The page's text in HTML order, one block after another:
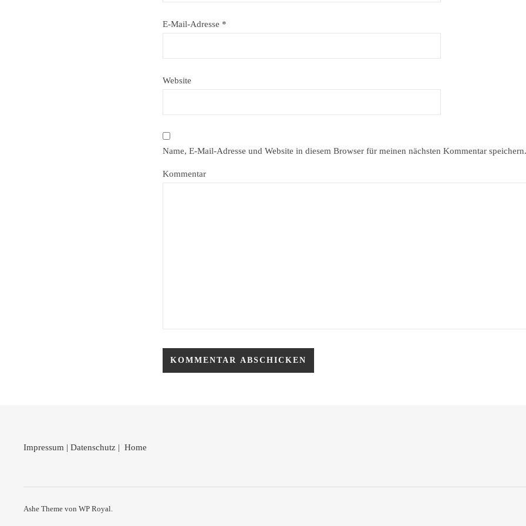
E-Mail-Adresse *
Website
Name, E-Mail-Adresse und Website in diesem Browser für meinen nächsten Kommentar speichern.
Kommentar
Impressum | Datenschutz | Home
Ashe Theme von WP Royal.